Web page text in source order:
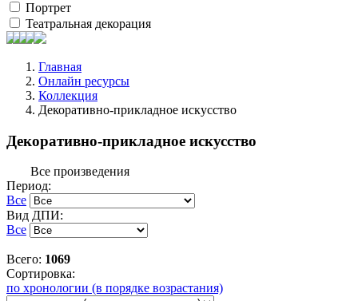
Портрет
Театральная декорация
Главная
Онлайн ресурсы
Коллекция
Декоративно-прикладное искусство
Декоративно-прикладное искусство
Все произведения
Период:
Все
Вид ДПИ:
Все
Всего: 1069
Сортировка:
по хронологии (в порядке возрастания)